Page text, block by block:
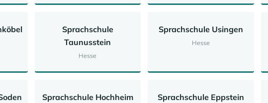
Sprachschule
Taunusstein
Hesse
Sprachschule Usingen
Hesse
Sprachschule Hochheim
Sprachschule Eppstein